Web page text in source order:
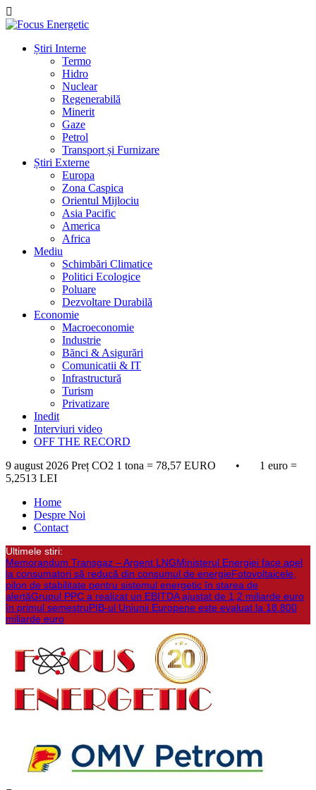
Știri Interne
Termo
Hidro
Nuclear
Regenerabilă
Minerit
Gaze
Petrol
Transport și Furnizare
Știri Externe
Europa
Zona Caspica
Orientul Mijlociu
Asia Pacific
America
Africa
Mediu
Schimbări Climatice
Politici Ecologice
Poluare
Dezvoltare Durabilă
Economie
Macroeconomie
Industrie
Bănci & Asigurări
Comunicatii & IT
Infrastructură
Turism
Privatizare
Inedit
Interviuri video
OFF THE RECORD
9 august 2026 Preț CO2 1 tona = 78,57 EURO • 1 euro =
5,2513 LEI
Home
Despre Noi
Contact
Ultimele stiri:
Memorandum Transgaz – Argent LNGMinisterul Energiei face apel
la consumatori să reducă din consumul de energieFotovoltaicele,
pilon de stabilitate pentru sistemul energetic în starea de
alertăGrupul PPC a realizat un EBITDA ajustat de 1,2 miliarde euro
în primul semestruPIB-ul Uniunii Europene este evaluat la 18.800
miliarde euro